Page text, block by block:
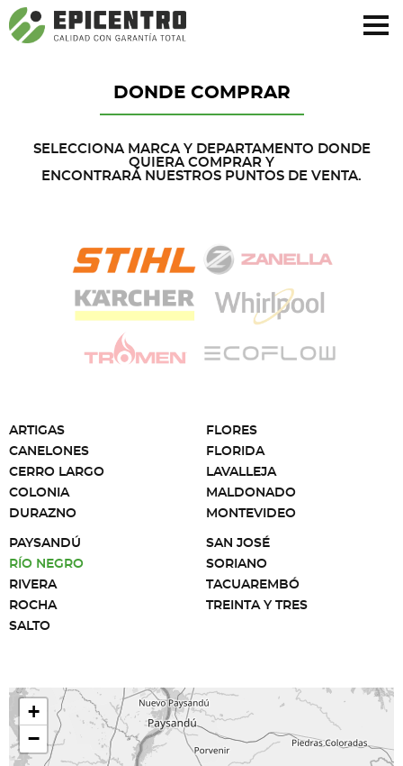
¿Olvidó su contraseña?Regístrese aquí
DONDE COMPRAR
SELECCIONA MARCA Y DEPARTAMENTO DONDE
QUIERA COMPRAR Y
ENCONTRARÁ NUESTROS PUNTOS DE VENTA.
ARTIGAS
CANELONES
CERRO LARGO
COLONIA
DURAZNO
FLORES
FLORIDA
LAVALLEJA
MALDONADO
MONTEVIDEO
PAYSANDÚ
RÍO NEGRO
RIVERA
ROCHA
SALTO
SAN JOSÉ
SORIANO
TACUAREMBÓ
TREINTA Y TRES
+
−